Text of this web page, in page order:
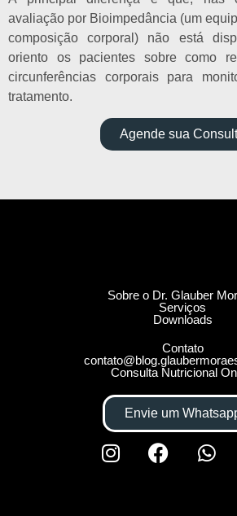
avaliação por Bioimpedância (um
composição corporal) não está
oriento os pacientes sobre como
circunferências corporais para
tratamento.
Agende sua
Sobre o Dr. Glauber
Serviços
Downloads
Contato
Consulta Nutricional
Envie um